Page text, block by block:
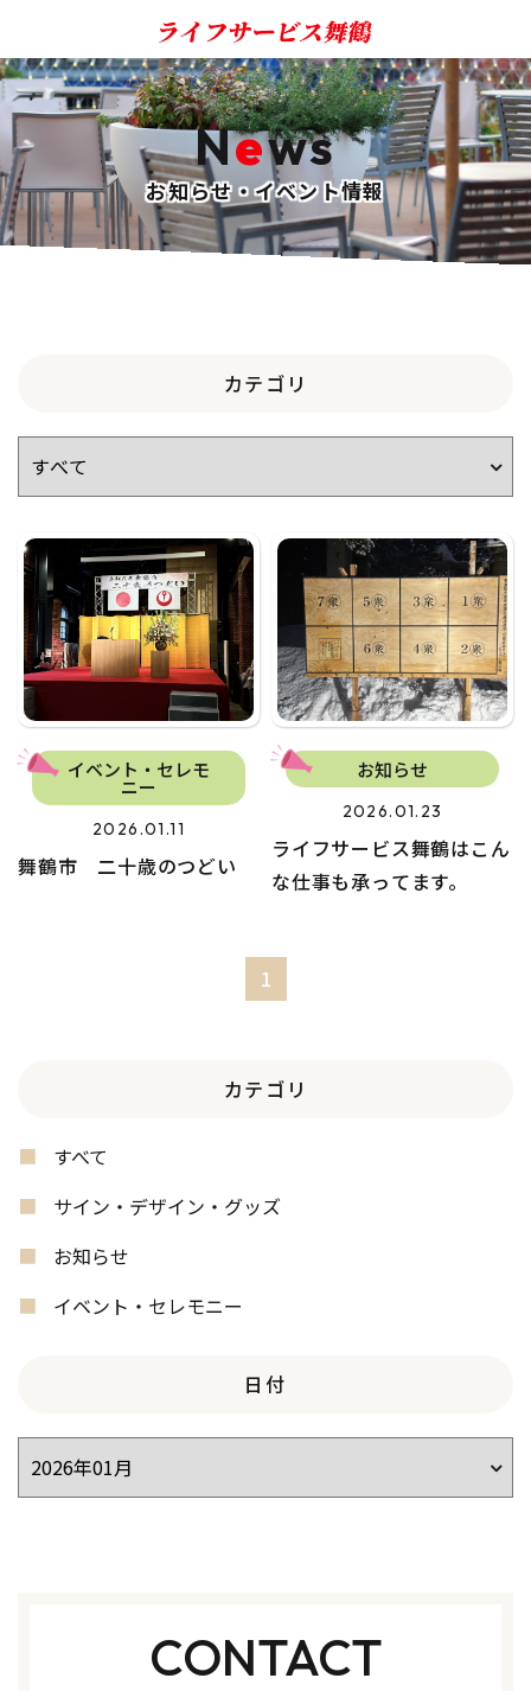
News
お知らせ・イベント情報
カテゴリ
イベント・セレモ
ニー
2026.01.11
舞鶴市 二十歳のつどい
お知らせ
2026.01.23
ライフサービス舞鶴はこん
な仕事も承ってます。
1
カテゴリ
すべて
サイン・デザイン・グッズ
お知らせ
イベント・セレモニー
日付
CONTACT